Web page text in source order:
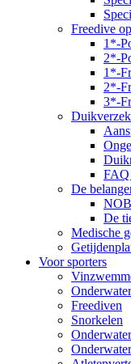
Freedive
1*-
2*-
1*-
2*-
3*-
FAQ
De
De
Medische
Voor sporters
Freediven
Snorkelen